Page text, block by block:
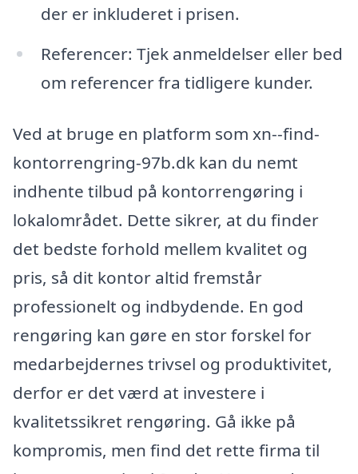
der er inkluderet i prisen.
Referencer: Tjek anmeldelser eller bed
om referencer fra tidligere kunder.
Ved at bruge en platform som xn--find-
kontorrengring-97b.dk kan du nemt
indhente tilbud på kontorrengøring i
lokalområdet. Dette sikrer, at du finder
det bedste forhold mellem kvalitet og
pris, så dit kontor altid fremstår
professionelt og indbydende. En god
rengøring kan gøre en stor forskel for
medarbejdernes trivsel og produktivitet,
derfor er det værd at investere i
kvalitetssikret rengøring. Gå ikke på
kompromis, men find det rette firma til